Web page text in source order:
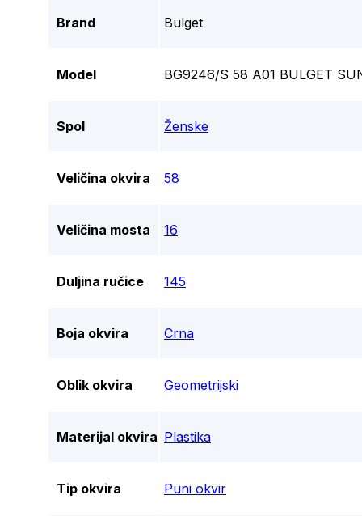
Brand Bulget
Model BG9246/S 58 A01 BULGET
Spol Ženske
Veličina okvira 58
Veličina mosta 16
Duljina ručice 145
Boja okvira Crna
Oblik okvira Geometrijski
Materijal okvira Plastika
Tip okvira Puni okvir